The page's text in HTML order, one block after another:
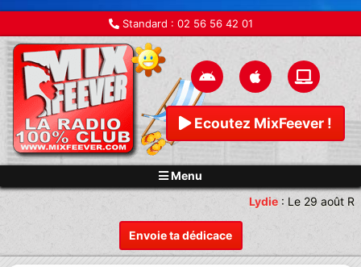
Standard : 02 56 56 42 01
Ecoutez MixFeever !
Menu
Envoie ta dédicace
Lydie: Le 29 août